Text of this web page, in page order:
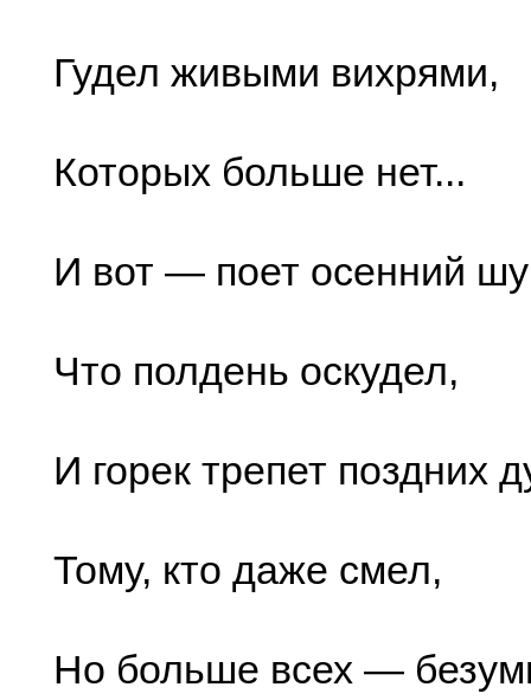
Гудел живыми вихрями,
Которых больше нет...
И вот — поет осенний
Что полдень оскудел,
И горек трепет поздних
Тому, кто даже смел,
Но больше всех —